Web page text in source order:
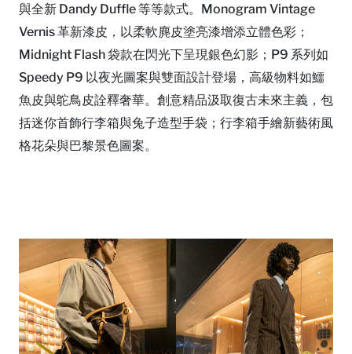
與全新 Dandy Duffle 等等款式。Monogram Vintage
Vernis 革新漆皮，以柔軟麂皮塗亮漆增添立體色彩；
Midnight Flash 袋款在閃光下呈現銀色幻影；P9 系列如
Speedy P9 以夜光圖案與雙面設計登場，高級物料如鱷
魚皮與鴕鳥皮詮釋奢華。創意精品汲取復古未來主義，包
括迷你首飾行李箱與兔子造型手袋；行李箱手繪新藝術風
格花朵與巴黎景色圖案。